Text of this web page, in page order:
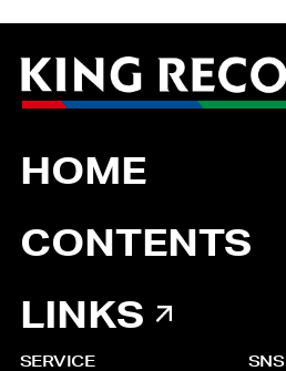
HOME
CONTENTS
LINKS
SERVICE SNS